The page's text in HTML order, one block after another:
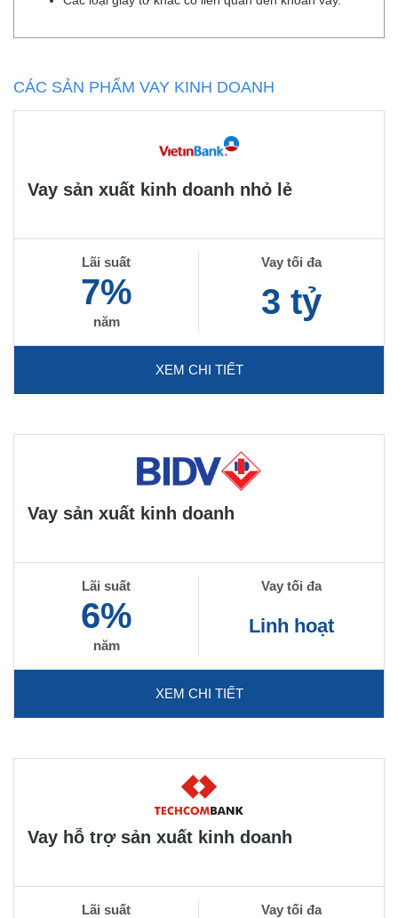
CÁC SẢN PHẨM VAY KINH DOANH
Vay sản xuất kinh doanh nhỏ lẻ
Lãi suất
7%
năm
Vay tối đa
3 tỷ
XEM CHI TIẾT
Vay sản xuất kinh doanh
Lãi suất
6%
năm
Vay tối đa
Linh hoạt
XEM CHI TIẾT
Vay hỗ trợ sản xuất kinh doanh
Lãi suất Vay tối đa